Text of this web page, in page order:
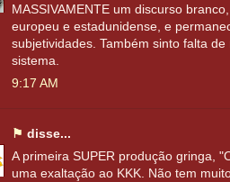
MASSIVAMENTE um discurso
europeu e estadunidense, e
subjetividades. Também sinto falta
sistema.
9:17 AM
⚑ disse...
A primeira SUPER produção gringa,
uma exaltação ao KKK. Não tem